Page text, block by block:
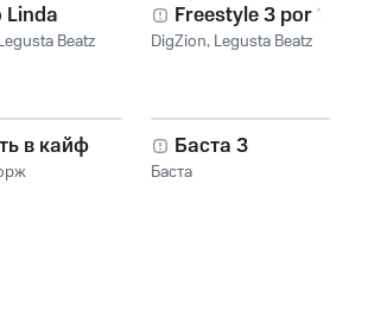
Linda
Beatz
Freestyle 3 por 1
DigZion, Legusta Beatz
в кайф Баста 3
Баста